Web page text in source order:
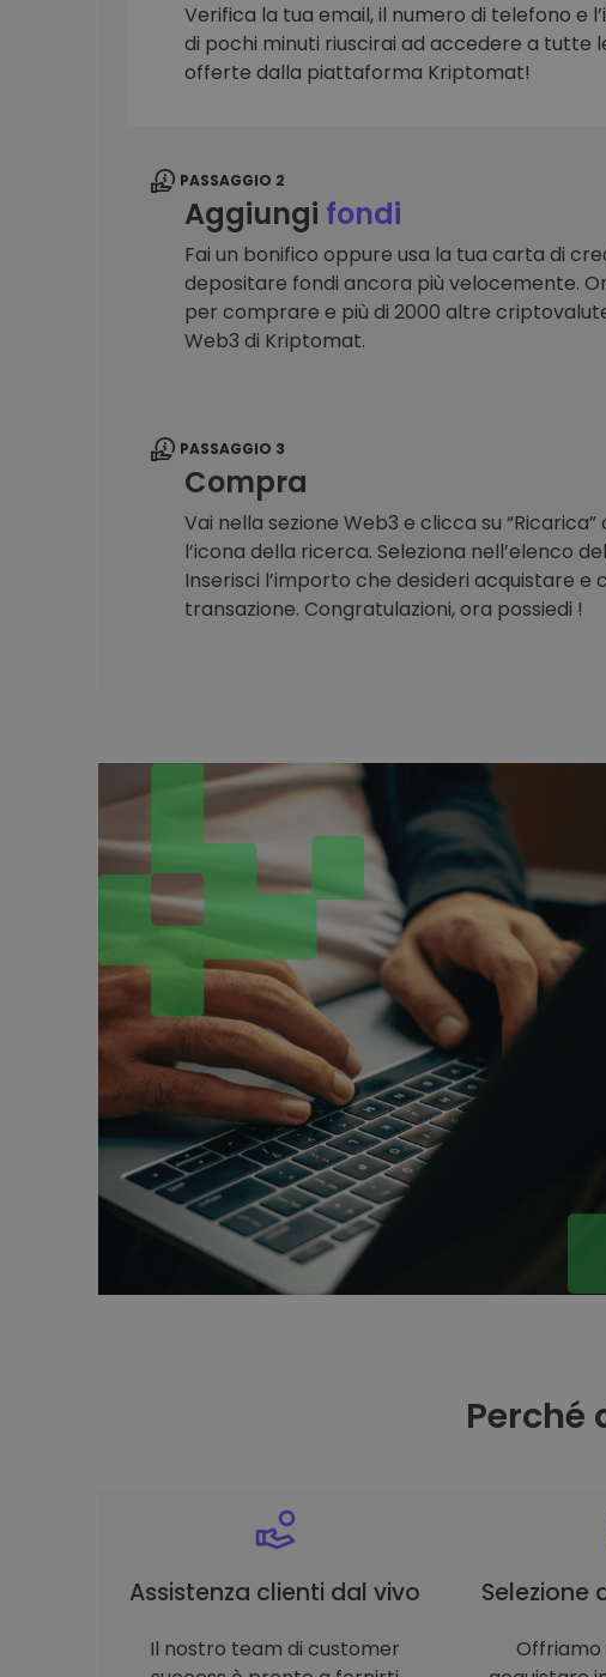
Scoperta investimenti
Trova la tua strategia crypto
Verifica la tua email, il numero di telefono e
di pochi minuti riuscirai ad accedere a tutte
offerte dalla piattaforma Kriptomat!
PASSAGGIO 2
Aggiungi fondi
Fai un bonifico oppure usa la tua carta di
depositare fondi ancora più velocemente.
per comprare e più di 2000 altre
Web3 di Kriptomat.
PASSAGGIO 3
Compra
Vai nella sezione Web3 e clicca su
l’icona della ricerca. Seleziona nell’elenco
Inserisci l’importo che desideri acquistare e
transazione. Congratulazioni, ora possiedi !
Perché
Assistenza clienti dal vivo
Il nostro team di customer
Selezione
Offriamo